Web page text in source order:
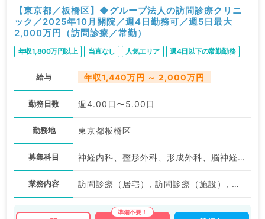
【東京都／板橋区】◆グループ法人の訪問診療クリニ
ック／2025年10月開院／週4日勤務可／週5日最大
2,000万円（訪問診療／常勤）
年収1,800万円以上 当直なし 人気エリア 週4日以下の常勤勤務
給与 年収1,440万円 ～ 2,000万円
勤務日数 週4.00日〜5.00日
勤務地 東京都板橋区
募集科目 神経内科、整形外科、形成外科、脳神経外科、呼吸器外科、心臓血管外科、泌尿器科、一般内科、循環器内科、呼吸器内科、消化器内科、内分泌・代謝内科、腎臓内科、老年内科、血液内科、外科系全般、一般外科、消化器外科、乳腺外科、膠原病科、大腸・肛門外科
業務内容 訪問診療（居宅）, 訪問診療（施設）, その他, その他, 訪問診療（居宅）